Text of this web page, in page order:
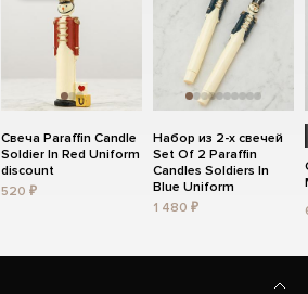
Свеча Paraffin Candle
Soldier In Red Uniform
discount
520 ₽
Набор из 2-х свечей
Set Of 2 Paraffin
Candles Soldiers In
Blue Uniform
1 480 ₽